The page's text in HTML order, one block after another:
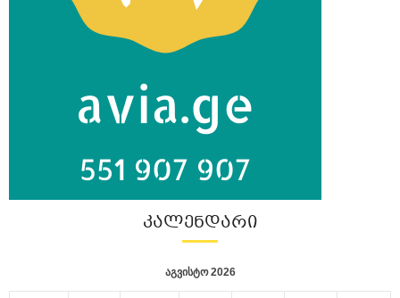
ᲙᲐᲚᲔᲜᲓᲐᲠᲘ
აგვისტო 2026